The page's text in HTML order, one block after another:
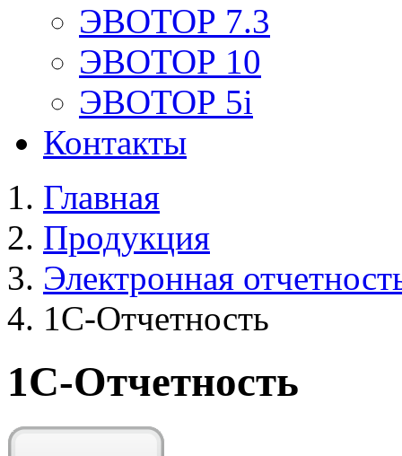
ЭВОТОР 7.3
ЭВОТОР 10
ЭВОТОР 5i
Контакты
Главная
Продукция
Электронная
1С-Отчетность
1С-Отчетность